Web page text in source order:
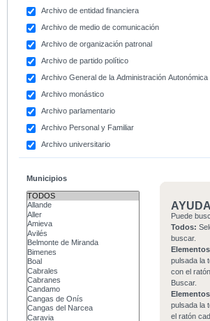
Archivo de entidad financiera
Archivo de medio de comunicación
Archivo de organización patronal
Archivo de partido político
Archivo General de la Administración Autonómica
Archivo monástico
Archivo parlamentario
Archivo Personal y Familiar
Archivo universitario
Municipios
AYUDA
Puede
Todos:
buscar.
pulsada la
con el
Buscar.
pulsada la
el ratón